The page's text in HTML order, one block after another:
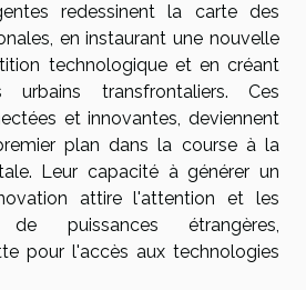
redessinent la carte des
en instaurant une nouvelle
technologique et en créant
urbains transfrontaliers. Ces
et innovantes, deviennent
plan dans la course à la
Leur capacité à générer un
attire l'attention et les
de puissances étrangères,
pour l'accès aux technologies